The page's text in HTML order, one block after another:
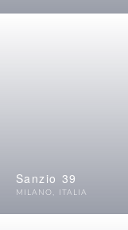
Sanzio 39
MILANO , ITALIA